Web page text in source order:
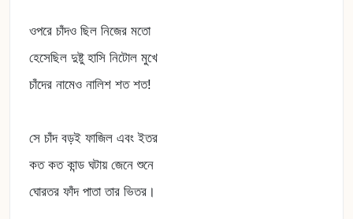
ওপরে চাঁদও ছিল নিজের মতো
হেসেছিল দুষ্টু হাসি নিটোল মুখে
চাঁদের নামেও নালিশ শত শত!
সে চাঁদ বড়ই ফাজিল এবং ইতর
কত কত কান্ড ঘটায় জেনে শুনে
ঘোরতর ফাঁদ পাতা তার ভিতর।